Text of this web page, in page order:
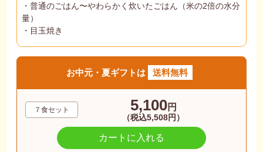
・普通のごはん〜やわらかく炊いたごはん（米の2倍の水分
量）
・目玉焼き
お中元・夏ギフトは 送料無料
７食セット 5,100円
（税込5,508円）
カートに入れる